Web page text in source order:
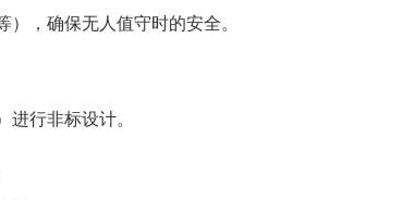
，确保无人值守时的安全。
行非标设计。